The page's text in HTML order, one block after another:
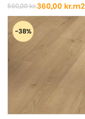
560,00kr.
Den
oprindelige
pris
var:
560,00 kr..
360,00 kr.
Den
aktuelle
pris
er:
360,00 kr..
m2
-38%